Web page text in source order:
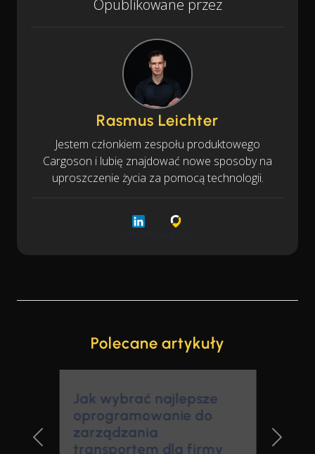
Opublikowane przez
Rasmus Leichter
Jestem członkiem zespołu produktowego
Cargoson i lubię znajdować nowe sposoby na
uproszczenie życia za pomocą technologii.
Polecane artykuły
oprogramowanie do
zarządzania
transportem dla firmy
produkcyjnej?
Previous Slide Next